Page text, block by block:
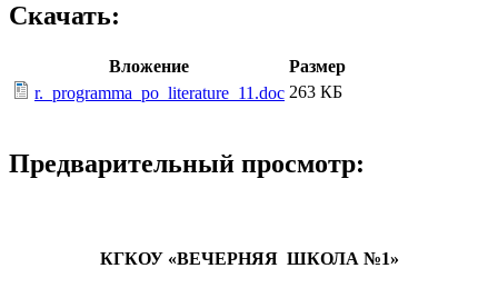
Скачать:
Вложение
Размер
r._programma_po_literature_11.doc 263 КБ
Предварительный просмотр:
КГКОУ «ВЕЧЕРНЯЯ ШКОЛА №1»